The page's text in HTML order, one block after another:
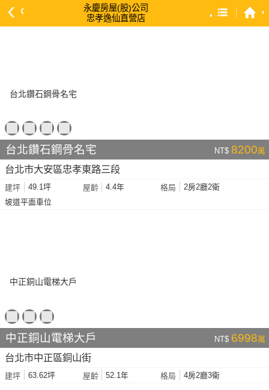
永慶房屋(股)公司
忠孝逸仙直營店
依建物坪數 大 → 小
依土地坪數 大 → 小
台北鑽石鋼骨名宅 NT$ 8200萬
台北市大安區忠孝東路三段
建坪 49.1坪 屋齡 4.4年 格局
2房2廳2衛
坡道平面車位
中正銅山電梯大戶 NT$ 6998萬
台北市中正區銅山街
建坪 63.62坪 屋齡 52.1年 格局 4房2廳3衛